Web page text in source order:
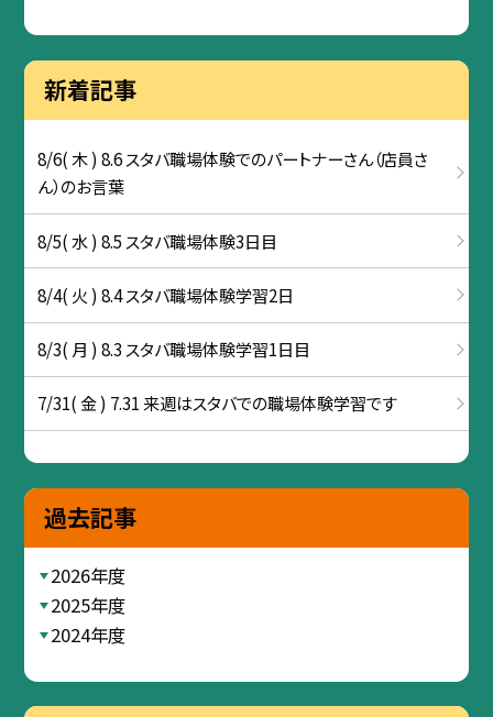
新着記事
8/6( 木 ) 8.6 スタバ職場体験でのパートナーさん（店員さ
ん）のお言葉
8/5( 水 ) 8.5 スタバ職場体験3日目
8/4( 火 ) 8.4 スタバ職場体験学習2日
8/3( 月 ) 8.3 スタバ職場体験学習1日目
7/31( 金 ) 7.31 来週はスタバでの職場体験学習です
過去記事
2026年度
2025年度
2024年度